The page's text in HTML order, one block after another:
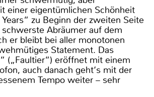
einer eigentümlichen Schönheit
zu Beginn der zweiten Seite
Abräumer auf dem
er bleibt bei aller monotonen
Statement. Das
(„Faultier“) eröffnet mit einem
auch danach geht‘s mit der
Tempo weiter – sehr